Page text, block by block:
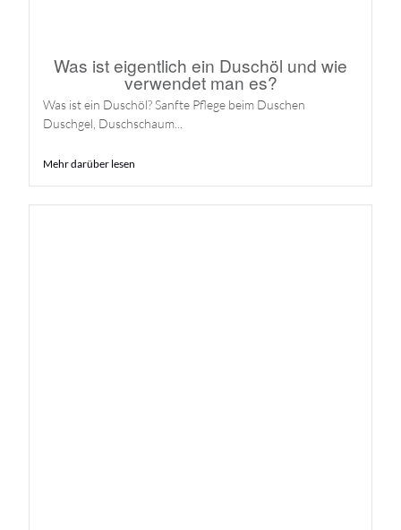
Was ist eigentlich ein Duschöl und wie
verwendet man es?
Was ist ein Duschöl? Sanfte Pflege beim Duschen
Duschgel, Duschschaum...
Mehr darüber lesen